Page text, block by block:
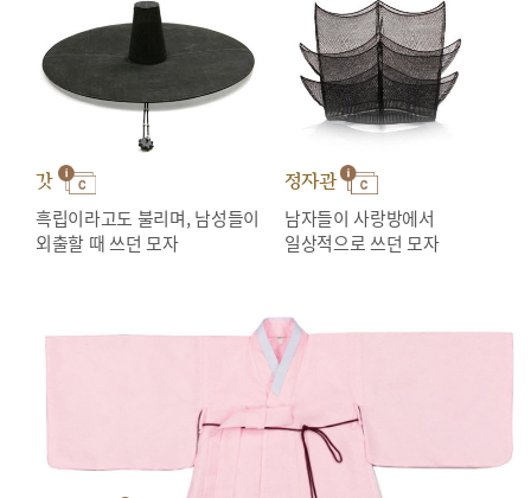
갓
흑립이라고도 불리며, 남성들이
외출할 때 쓰던 모자
정자관
남자들이 사랑방에서
일상적으로 쓰던 모자